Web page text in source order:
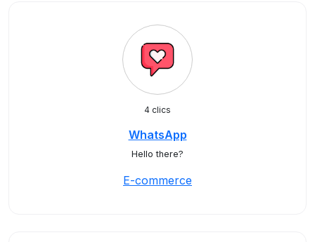
4 clics
WhatsApp
Hello there?
E-commerce